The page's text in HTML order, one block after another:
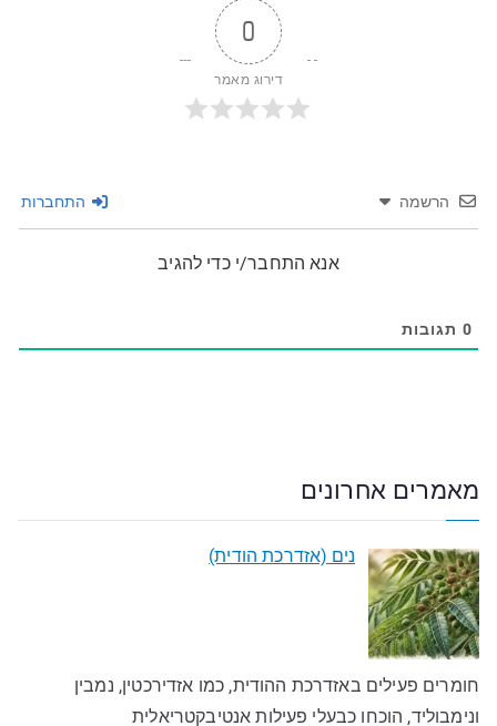
0
דירוג מאמר
הרשמה התחברות
אנא התחבר/י כדי להגיב
0 תגובות
מאמרים אחרונים
נים (אזדרכת הודית)
חומרים פעילים באזדרכת ההודית, כמו אזדירכטין, נמבין
ונימבוליד, הוכחו כבעלי פעילות אנטיבקטריאלית